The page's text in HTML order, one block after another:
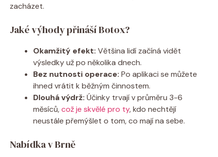
zacházet.
Jaké výhody přináší Botox?
Okamžitý efekt: Většina lidí začíná vidět
výsledky už po několika dnech.
Bez nutnosti operace: Po aplikaci se můžete
ihned vrátit k běžným činnostem.
Dlouhá výdrž: Účinky trvají v průměru 3-6
měsíců,což je skvělé pro ty, kdo nechtějí
neustále přemýšlet o tom, co mají na sebe.
Nabídka v Brně